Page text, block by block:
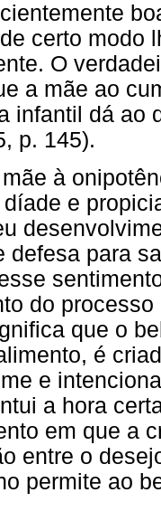
certo modo
O
a mãe ao
infantil dá ao
p. 145).
à
e
defesa para
do
que o
é
e
a hora
em que a
entre o
permite ao